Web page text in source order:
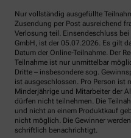
Nur vollständig ausgefüllte
Zusendung per Post ausreichend
Verlosung teil. Einsendeschluss
GmbH, ist der 05.07.2026. Es gilt
Datum der Online-Teilnahme. Der
Teilnahme ist nur unmittelbar
Dritte – insbesondere sog.
ist ausgeschlossen. Pro Person ist
Minderjährige und Mitarbeiter der
dürfen nicht teilnehmen. Die
und nicht an einem Produktkauf
nicht möglich. Die Gewinner
schriftlich benachrichtigt.